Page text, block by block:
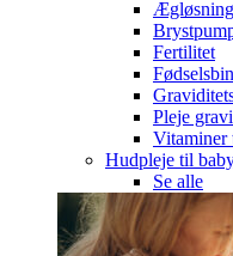
Fertilitet
Pleje
Vitaminer
Hudpleje til
Se alle